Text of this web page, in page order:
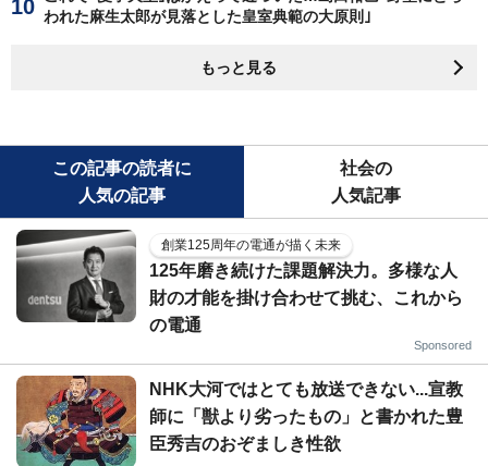
われた麻生太郎が見落とした皇室典範の大原則｣
もっと見る
この記事の読者に
人気の記事
社会の
人気記事
創業125周年の電通が描く未来
125年磨き続けた課題解決力。多様な人
財の才能を掛け合わせて挑む、これから
の電通
Sponsored
NHK大河ではとても放送できない...宣教
師に「獣より劣ったもの」と書かれた豊
臣秀吉のおぞましき性欲